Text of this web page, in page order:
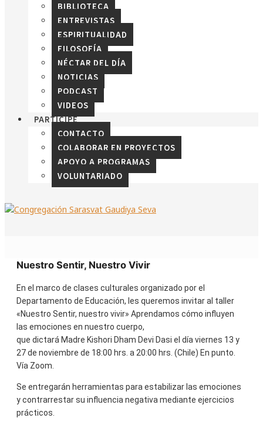
BIBLIOTECA
ENTREVISTAS
ESPIRITUALIDAD
FILOSOFÍA
NÉCTAR DEL DÍA
NOTICIAS
PODCAST
VIDEOS
PARTICIPE
CONTACTO
COLABORAR EN PROYECTOS
APOYO A PROGRAMAS
VOLUNTARIADO
Nuestro Sentir, Nuestro Vivir
En el marco de clases culturales organizado por el
Departamento de Educación, les queremos invitar al taller
«Nuestro Sentir, nuestro vivir» Aprendamos cómo influyen
las emociones en nuestro cuerpo,
que dictará Madre Kishori Dham Devi Dasi el día viernes 13 y
27 de noviembre de 18:00 hrs. a 20:00 hrs. (Chile) En punto.
Vía Zoom.
Se entregarán herramientas para estabilizar las emociones
y contrarrestar su influencia negativa mediante ejercicios
prácticos.